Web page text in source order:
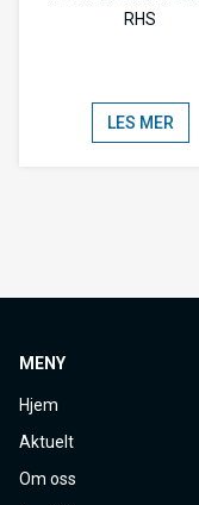
RHS
LES MER
MENY
Hjem
Aktuelt
Om oss